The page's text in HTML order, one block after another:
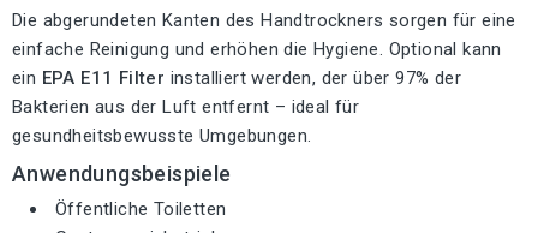
Die abgerundeten Kanten des Handtrockners sorgen für eine
einfache Reinigung und erhöhen die Hygiene. Optional kann
ein EPA E11 Filter installiert werden, der über 97% der
Bakterien aus der Luft entfernt – ideal für
gesundheitsbewusste Umgebungen.
Anwendungsbeispiele
Öffentliche Toiletten